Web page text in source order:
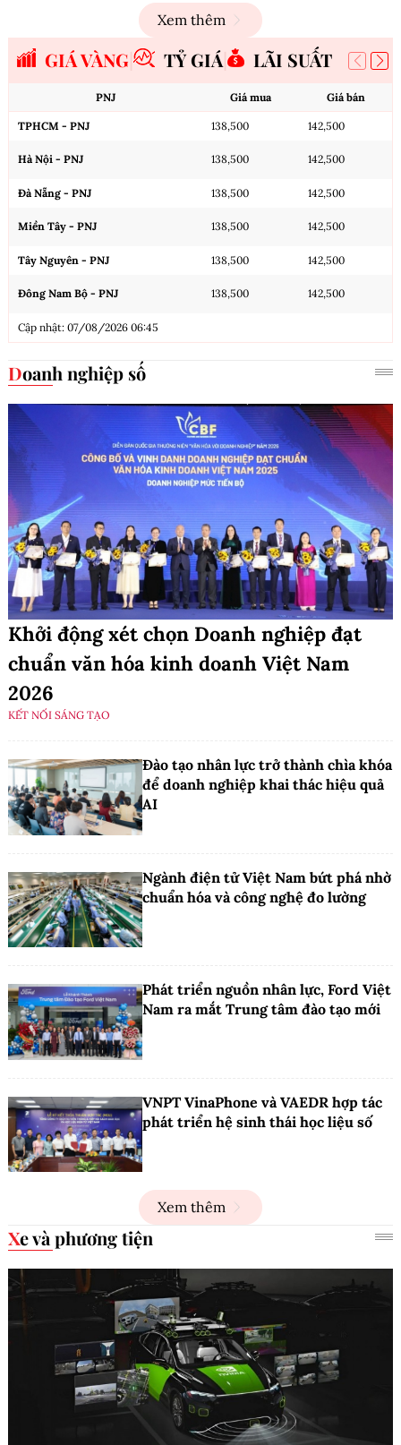
Xem thêm
GIÁ VÀNG TỶ GIÁ LÃI SUẤT
PNJ Giá mua Giá bán
TPHCM - PNJ 138,500 142,500
Hà Nội - PNJ 138,500 142,500
Đà Nẵng - PNJ 138,500 142,500
Miền Tây - PNJ 138,500 142,500
Tây Nguyên - PNJ 138,500 142,500
Đông Nam Bộ - PNJ 138,500 142,500
Cập nhật: 07/08/2026 06:45
Doanh nghiệp số
Khởi động xét chọn Doanh nghiệp đạt
chuẩn văn hóa kinh doanh Việt Nam
2026
KẾT NỐI SÁNG TẠO
Đào tạo nhân lực trở thành chìa khóa
để doanh nghiệp khai thác hiệu quả
AI
Ngành điện tử Việt Nam bứt phá nhờ
chuẩn hóa và công nghệ đo lường
Phát triển nguồn nhân lực, Ford Việt
Nam ra mắt Trung tâm đào tạo mới
VNPT VinaPhone và VAEDR hợp tác
phát triển hệ sinh thái học liệu số
Xem thêm
Xe và phương tiện